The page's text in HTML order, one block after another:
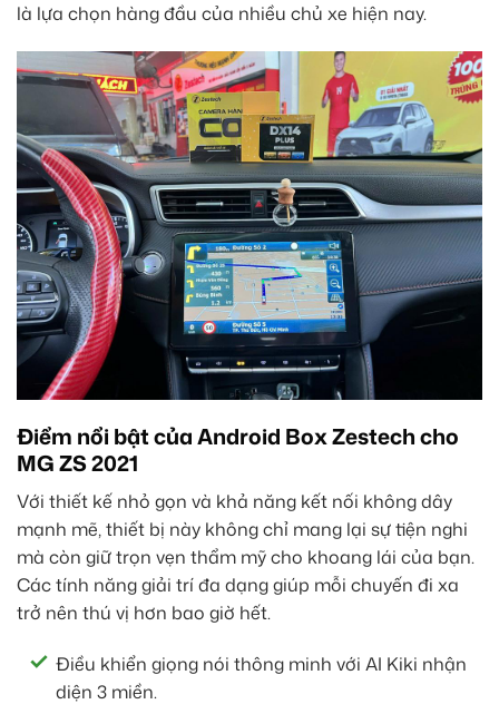
là lựa chọn hàng đầu của nhiều chủ xe hiện nay.
Điểm nổi bật của Android Box Zestech cho
MG ZS 2021
Với thiết kế nhỏ gọn và khả năng kết nối không dây
mạnh mẽ, thiết bị này không chỉ mang lại sự tiện nghi
mà còn giữ trọn vẹn thẩm mỹ cho khoang lái của bạn.
Các tính năng giải trí đa dạng giúp mỗi chuyến đi xa
trở nên thú vị hơn bao giờ hết.
Điều khiển giọng nói thông minh với AI Kiki nhận
diện 3 miền.